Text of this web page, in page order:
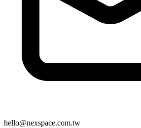
hello@nexspace.com.tw